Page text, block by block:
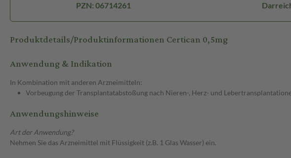
PZN: 06714261
Produktdetails/Produktinformationen Certican 0,5mg
Anwendung & Indikation
In Kombination mit anderen Arzneimitteln:
Vorbeugung der Transplantatabstoßung nach Nieren-, Herz- und
Anwendungshinweise
Art der Anwendung?
Nehmen Sie das Arzneimittel mit Flüssigkeit (z.B. 1 Glas Wasser) ein.